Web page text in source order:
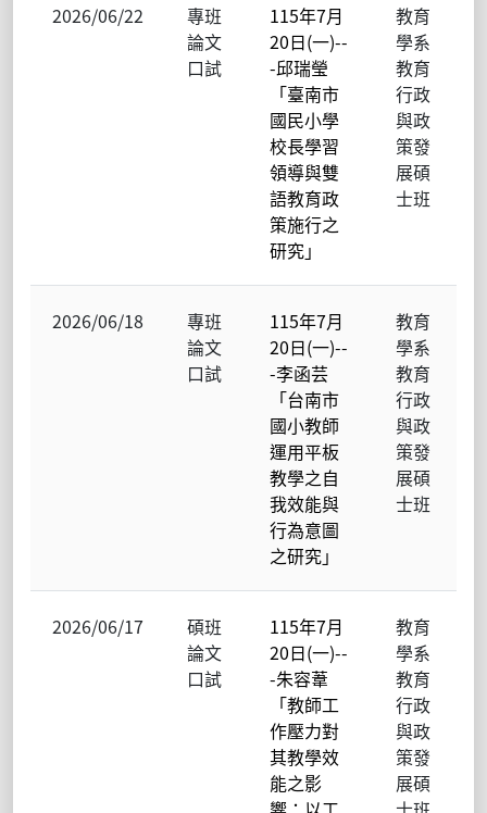
2026/06/22
專班
論文
口試
115年7月
20日(一)--
-邱瑞瑩
「臺南市
國民小學
校長學習
領導與雙
語教育政
策施行之
研究」
教育
學系
教育
行政
與政
策發
展碩
士班
2026/06/18
專班
論文
口試
115年7月
20日(一)--
-李函芸
「台南市
國小教師
運用平板
教學之自
我效能與
行為意圖
之研究」
教育
學系
教育
行政
與政
策發
展碩
士班
2026/06/17
碩班
論文
口試
115年7月
20日(一)--
-朱容葦
「教師工
作壓力對
其教學效
能之影
教育
學系
教育
行政
與政
策發
展碩